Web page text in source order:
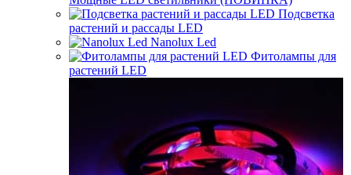
Подсветка
растений и рассады LED
Nanolux Led
Фитолампы для
растений LED